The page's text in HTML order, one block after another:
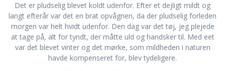
Det er pludselig blevet koldt udenfor. Efter et dejligt mildt og
langt efterår var det en brat opvågnen, da der pludselig forleden
morgen var helt hvidt udenfor. Den dag var det tøj, jeg plejede
at tage på, alt for tyndt, der måtte uld og handsker til. Med eet
var det blevet vinter og det mørke, som mildheden i naturen
havde kompenseret for, blev tydeligere.